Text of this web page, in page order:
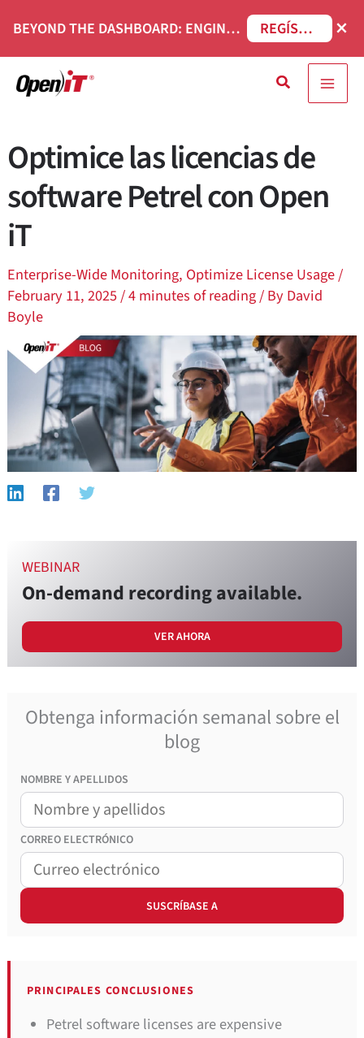
contenido
BEYOND THE DASHBOARD: ENGINEERING SOFTWARE IN SERVICENOW WEBINAR REGÍSTRESE AHORA ×
Buscar
Optimice las licencias de
software Petrel con Open
iT
Enterprise-Wide Monitoring, Optimize License Usage/
February 11, 2025/4 minutes of reading/ ByDavid
Boyle
PRINCIPALES CONCLUSIONES
Petrel software licenses are expensive
WEBINAR
On-demand recording available.
VER AHORA
Obtenga información semanal sobre el
blog
NOMBRE Y APELLIDOS
CORREO ELECTRÓNICO